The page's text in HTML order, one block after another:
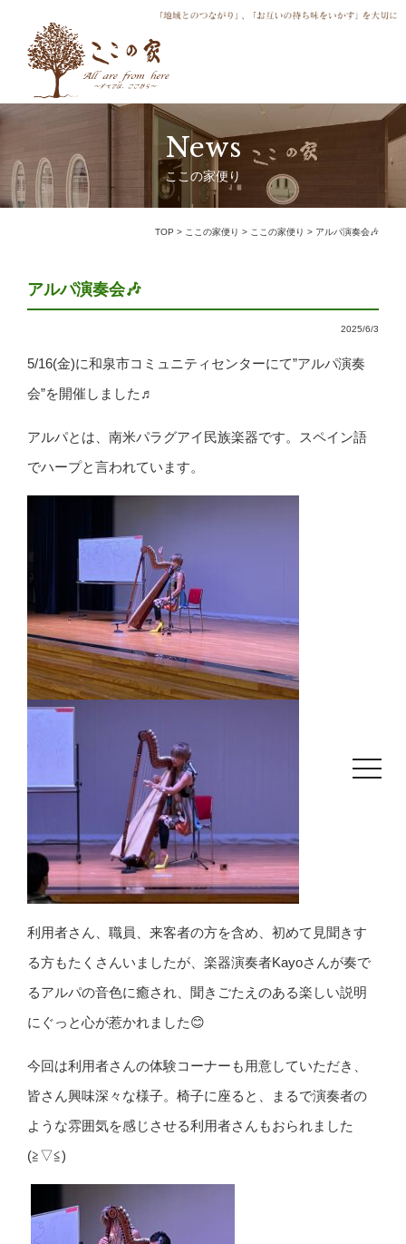
News
ここの家便り
toggle
TOP > ここの家便り > ここの家便り > アルパ演奏会🎶
アルパ演奏会🎶
2025/6/3
5/16(金)に和泉市コミュニティセンターにて”アルパ演奏
会”を開催しました♬
アルパとは、南米パラグアイ民族楽器です。スペイン語
でハープと言われています。
利用者さん、職員、来客者の方を含め、初めて見聞きす
る方もたくさんいましたが、楽器演奏者Kayoさんが奏で
るアルパの音色に癒され、聞きごたえのある楽しい説明
にぐっと心が惹かれました😊
今回は利用者さんの体験コーナーも用意していただき、
皆さん興味深々な様子。椅子に座ると、まるで演奏者の
ような雰囲気を感じさせる利用者さんもおられました
(≧▽≦)